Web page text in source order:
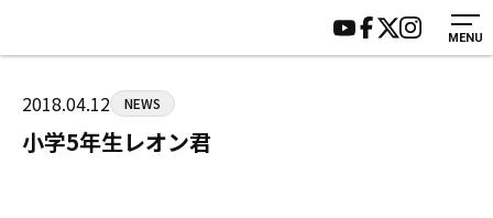
MENU
HOME
ジムについて
トレーニング
施設紹介
2018.04.12 NEWS
小学5年生レオン君